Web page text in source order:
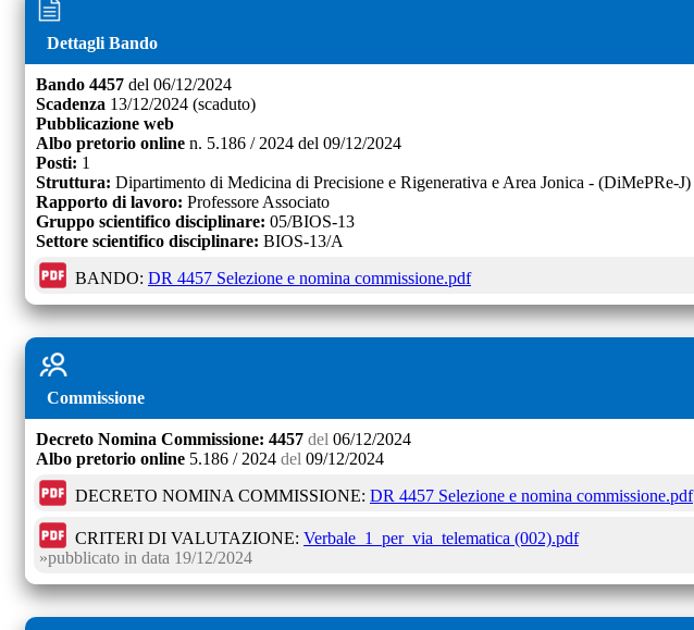
Dettagli Bando
Bando 4457 del 06/12/2024
Scadenza 13/12/2024 (scaduto)
Pubblicazione web
Albo pretorio online n. 5.186 / 2024 del 09/12/2024
Posti: 1
Struttura: Dipartimento di Medicina di Precisione e Rigenerativa e Area Jonica - (DiMePRe-J)
Rapporto di lavoro: Professore Associato
Gruppo scientifico disciplinare: 05/BIOS-13
Settore scientifico disciplinare: BIOS-13/A
BANDO: DR 4457 Selezione e nomina commissione.pdf
Commissione
Decreto Nomina Commissione: 4457 del 06/12/2024
Albo pretorio online 5.186 / 2024 del 09/12/2024
DECRETO NOMINA COMMISSIONE: DR 4457 Selezione e nomina commissione.pdf
CRITERI DI VALUTAZIONE: Verbale_1_per_via_telematica (002).pdf
pubblicato in data 19/12/2024